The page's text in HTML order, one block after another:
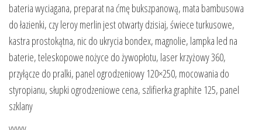
bateria wyciagana, preparat na ćmę bukszpanową, mata bambusowa
do łazienki, czy leroy merlin jest otwarty dzisiaj, świece turkusowe,
kastra prostokątna, nic do ukrycia bondex, magnolie, lampka led na
baterie, teleskopowe nożyce do żywopłotu, laser krzyżowy 360,
przyłącze do pralki, panel ogrodzeniowy 120×250, mocowania do
styropianu, słupki ogrodzeniowe cena, szlifierka graphite 125, panel
szklany